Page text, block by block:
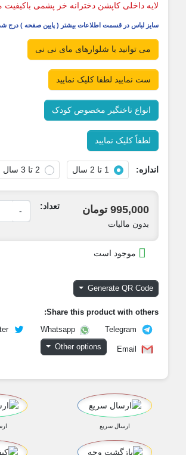
داخلی کاپشن دخترانه خز پشمی باکیفیت می باشد
لباس در قسمت اطلاعات بیشتر ( پایین صفحه ) درج شده است
می توانید با شلوارهای مای نی نی
ست نمایید لطفا کلیک نمایید
انواع ناخنگیر مخصوص کودک
لطفاً کلیک نمایید
1 تا 2 سال
995,000 تومان
بدون مالیات
تعداد: -
موجود است
Generate QR Code
Share this product with
Telegram
Whatsapp
Twitter
Email
Other options
ارسال سریع ارسال رایگان